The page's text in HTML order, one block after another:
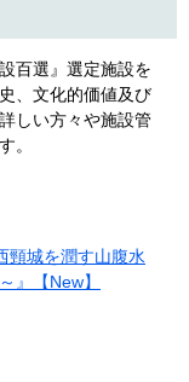
百選』選定施設を
、文化的価値及び
しい方々や施設管
。
頸城を潤す山腹水
』【New】